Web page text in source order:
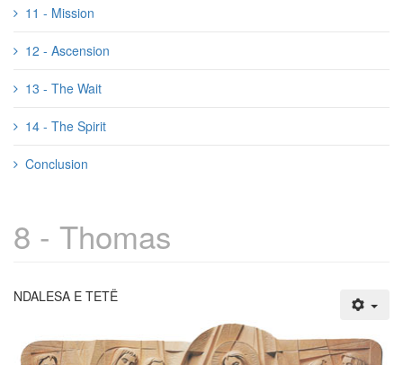
11 - Mission
12 - Ascension
13 - The Wait
14 - The Spirit
Conclusion
8 - Thomas
NDALESA E TETË